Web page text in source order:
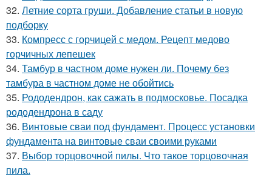
32. Летние сорта груши. Добавление статьи в новую
подборку
33. Компресс с горчицей с медом. Рецепт медово
горчичных лепешек
34. Тамбур в частном доме нужен ли. Почему без
тамбура в частном доме не обойтись
35. Рододендрон, как сажать в подмосковье. Посадка
рододендрона в саду
36. Винтовые сваи под фундамент. Процесс установки
фундамента на винтовые сваи своими руками
37. Выбор торцовочной пилы. Что такое торцовочная
пила.